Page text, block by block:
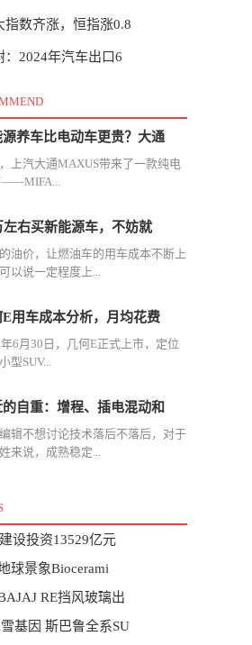
指数齐涨，恒指涨0.8
：2024年汽车出口6
源养车比电动车更贵？大通
上汽大通MAXUS带来了一款纯电
左右买新能源车，不妨就
油价，让燃油车的用车成本不断上
以说一定程度上...
E用车成本分析，月均花费
6月30日，几何E正式上市，定位
型SUV...
自重：增程、插电混动和
辑不想讨论技术落后不落后，对于
来说，成熟稳定...
设投资13529亿元
球景象Biocerami
RE挡风玻璃出
基因 斯巴鲁全系SU